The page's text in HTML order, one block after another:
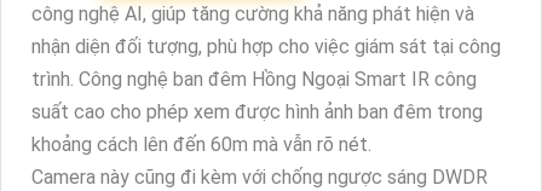
công nghệ AI, giúp tăng cường khả năng phát hiện và
nhận diện đối tượng, phù hợp cho việc giám sát tại công
trình. Công nghệ ban đêm Hồng Ngoại Smart IR công
suất cao cho phép xem được hình ảnh ban đêm trong
khoảng cách lên đến 60m mà vẫn rõ nét.
Camera này cũng đi kèm với chống ngược sáng DWDR